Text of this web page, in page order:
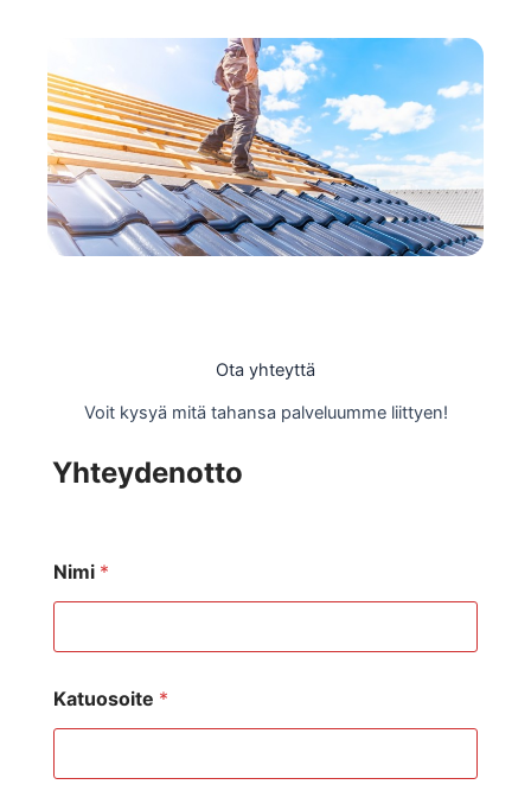
Ota yhteyttä
Voit kysyä mitä tahansa palveluumme liittyen!
Yhteydenotto
Nimi *
Katuosoite *